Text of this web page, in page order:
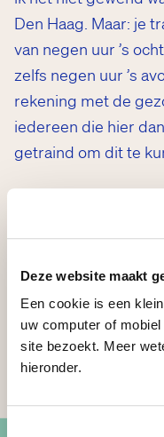
Deze website maakt
Een cookie is een
uw computer of
site bezoekt. Meer
hieronder.
Den Haag. Maar: je
van negen uur ’s
zelfs negen uur ’s
rekening met de
iedereen die hier
getraind om dit te
Qua inhoud gaat
werken als danser
laten werken. Er
veel gepraat over
dat is iets heel
dat ik voor de rest